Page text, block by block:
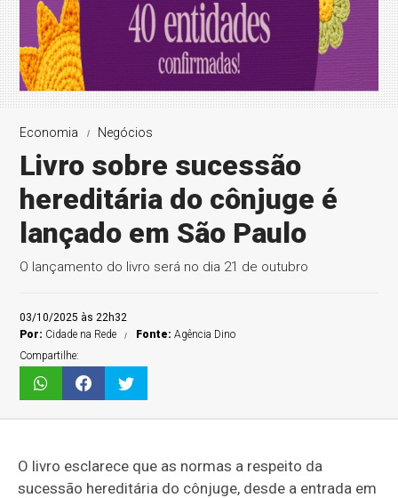
Economia Negócios
Livro sobre sucessão
hereditária do cônjuge é
lançado em São Paulo
O lançamento do livro será no dia 21 de outubro
03/10/2025 às 22h32
Por: Cidade na Rede Fonte:Agência Dino
Compartilhe:
O livro esclarece que as normas a respeito da
sucessão hereditária do cônjuge, desde a entrada em